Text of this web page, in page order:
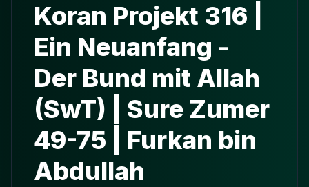
Koran Projekt 316 |
Ein Neuanfang -
Der Bund mit Allah
(SwT) | Sure Zumer
49-75 | Furkan bin
Abdullah